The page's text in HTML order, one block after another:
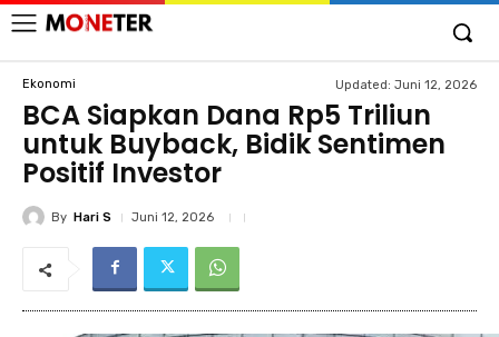
Ekonomi Updated: Juni 12, 2026
BCA Siapkan Dana Rp5 Triliun
untuk Buyback, Bidik Sentimen
Positif Investor
By Hari S Juni 12, 2026